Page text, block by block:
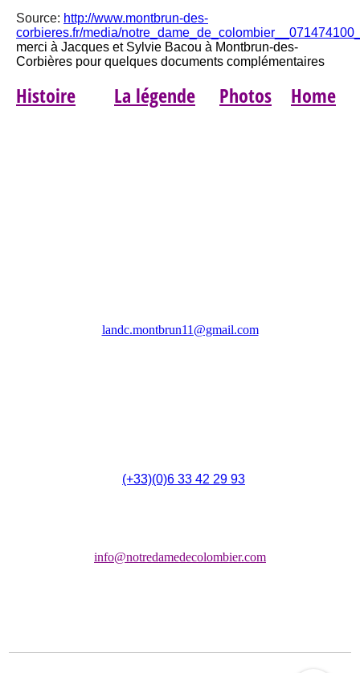
Source: http://www.montbrun-des-
corbieres.fr/media/
merci à Jacques et Sylvie Bacou à Montbrun-des-
Corbières pour quelques documents complémentaires
Histoire La légende Photos Home
landc.montbrun11@gmail.com
(+33)(0)6 33 42 29 93
info@notredamedecolombier.com